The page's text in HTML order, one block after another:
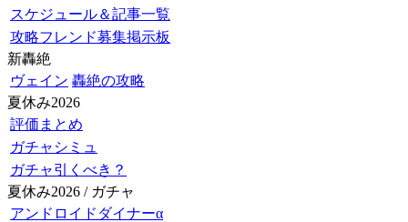
スケジュール＆記事一覧
攻略フレンド募集掲示板
新轟絶
ヴェイン 轟絶の攻略
夏休み2026
評価まとめ
ガチャシミュ
ガチャ引くべき？
夏休み2026 / ガチャ
アンドロイドダイナーα